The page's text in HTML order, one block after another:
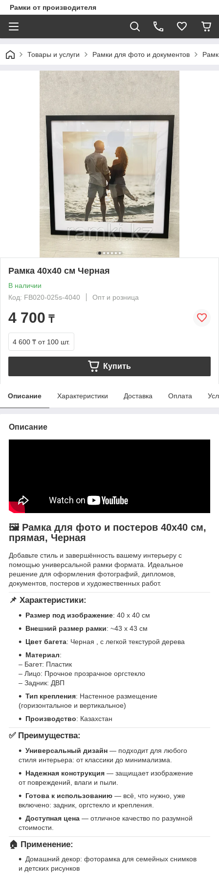
Рамки от производителя
Товары и услуги Рамки для фото и документов
Рамка 40х40 см Черная
В наличии
Код: FB020-025s-4040
Опт и розница
4 700 ₸
4 600 ₸ от 100 шт.
Купить
Описание Характеристики Доставка Оплата
Описание
🖼 Рамка для фото и постеров 40х40 см,
прямая, Черная
Добавьте стиль и завершённость вашему интерьеру с
помощью универсальной рамки формата. Идеальное
решение для оформления фотографий, дипломов,
документов, постеров и художественных работ.
📌 Характеристики:
Размер под изображение: 40 х 40 см
Внешний размер рамки: ~43 x 43 см
Цвет багета: Черная , с легкой текстурой дерева
Материал:
– Багет: Пластик
– Лицо: Прочное прозрачное оргстекло
– Задник: ДВП
Тип крепления: Настенное размещение
(горизонтальное и вертикальное)
Производство: Казахстан
✅ Преимущества:
Универсальный дизайн — подходит для любого
стиля интерьера: от классики до минимализма.
Надежная конструкция — защищает изображение
от повреждений, влаги и пыли.
Готова к использованию — всё, что нужно, уже
включено: задник, оргстекло и крепления.
Доступная цена — отличное качество по разумной
стоимости.
🏠 Применение:
Домашний декор: фоторамка для семейных снимков
и детских рисунков